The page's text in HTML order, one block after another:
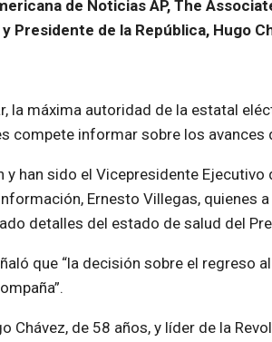
de Noticias AP, The
Presidente de la República, Hugo
la máxima autoridad de la estatal
compete informar sobre los avances
y han sido el Vicepresidente
Ernesto Villegas, quienes
detalles del estado de salud del
que “la decisión sobre el regreso
Chávez, de 58 años, y líder de la